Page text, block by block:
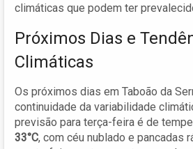
climáticas que podem ter
Próximos Dias e
Climáticas
Os próximos dias em Taboão da
continuidade da variabilidade
previsão para terça-feira é de
33°C, com céu nublado e pancadas